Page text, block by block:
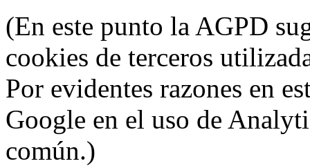
(En este punto la AGPD
cookies de terceros
Por evidentes razones en
Google en el uso de
común.)